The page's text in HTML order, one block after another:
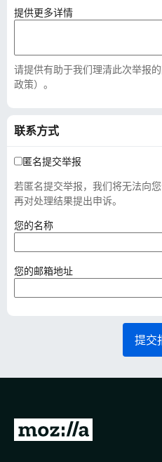
提供更多详情
请提供有助于我们理清此次举报
政策）。
联系方式
匿名提交举报
若匿名提交举报，我们将无法向
再对处理结果提出申诉。
您的名称（
填
）
您的邮箱地址（
填
提交
转